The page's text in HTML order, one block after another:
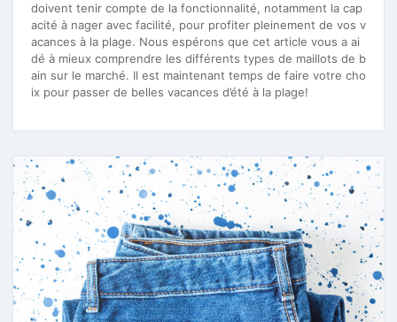
doivent tenir compte de la fonctionnalité, notamment la cap
acité à nager avec facilité, pour profiter pleinement de vos v
acances à la plage. Nous espérons que cet article vous a ai
dé à mieux comprendre les différents types de maillots de b
ain sur le marché. Il est maintenant temps de faire votre cho
ix pour passer de belles vacances d’été à la plage!